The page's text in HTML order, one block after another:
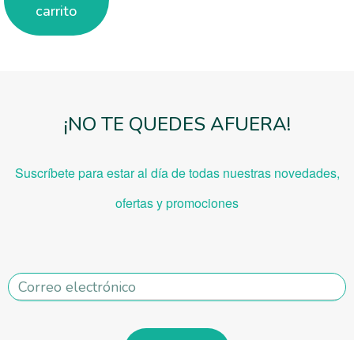
carrito
¡NO TE QUEDES AFUERA!
Suscríbete para estar al día de todas nuestras novedades,
ofertas y promociones